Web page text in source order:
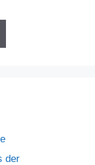
der